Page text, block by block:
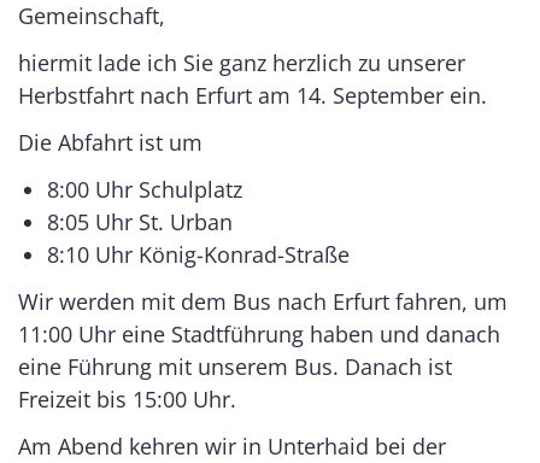
Gemeinschaft,
hiermit lade ich Sie ganz herzlich zu unserer
Herbstfahrt nach Erfurt am 14. September ein.
Die Abfahrt ist um
8:00 Uhr Schulplatz
8:05 Uhr St. Urban
8:10 Uhr König-Konrad-Straße
Wir werden mit dem Bus nach Erfurt fahren, um
11:00 Uhr eine Stadtführung haben und danach
eine Führung mit unserem Bus. Danach ist
Freizeit bis 15:00 Uhr.
Am Abend kehren wir in Unterhaid bei der